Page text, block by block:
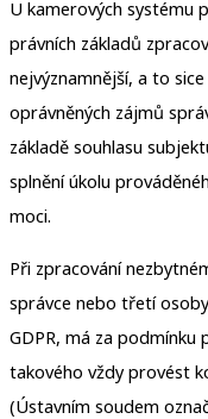
U kamerových systému
právních základů
nejvýznamnější, a to
oprávněných zájmů
základě souhlasu
splnění úkolu
moci.
Při zpracování
správce nebo třetí
GDPR, má za podmínku
takového vždy provést
(Ústavním soudem